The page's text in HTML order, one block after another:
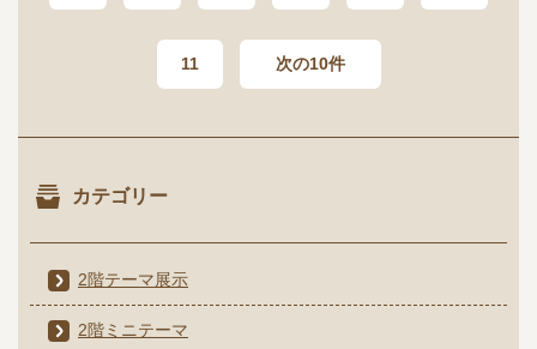
11 次の10件
カテゴリー
2階テーマ展示
2階ミニテーマ